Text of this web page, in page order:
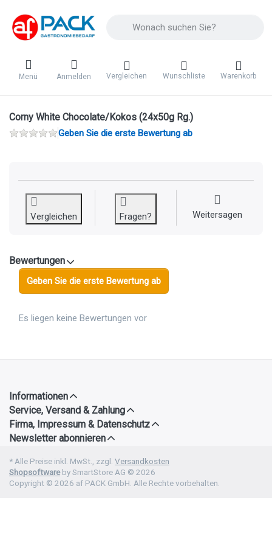
Menü Anmelden Vergleichen Wunschliste Warenkorb
Corny White Chocolate/Kokos (24x50g Rg.)
Geben Sie die erste Bewertung ab
Vergleichen Fragen? Weitersagen
Bewertungen
Geben Sie die erste Bewertung ab
Es liegen keine Bewertungen vor
Informationen
Service, Versand & Zahlung
Firma, Impressum & Datenschutz
Newsletter abonnieren
* Alle Preise inkl. MwSt., zzgl. Versandkosten
Shopsoftwareby SmartStore AG © 2026
Copyright © 2026 af PACK GmbH. Alle Rechte vorbehalten.